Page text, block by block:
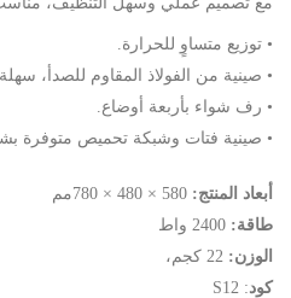
• توزيع متساوٍ للحرارة.
• صينية من الفولاذ المقاوم للصدأ،
• رف شواء بأربعة أوضاع.
• صينية فتات وشبكة تحميص متوفرة
أبعاد المنتج: 780 × 480 × 580مم
طاقة: 2400 واط
الوزن:
كود: S12